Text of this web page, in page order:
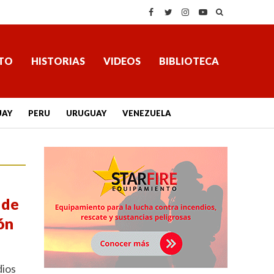
HISTORIAS VIDEOS BIBLIOTECA
PERU URUGUAY VENEZUELA